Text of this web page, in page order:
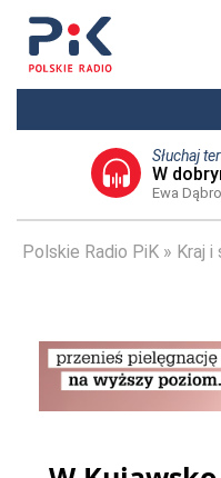
Słuchaj
W
Ewa
Polskie Radio PiK Kraj i